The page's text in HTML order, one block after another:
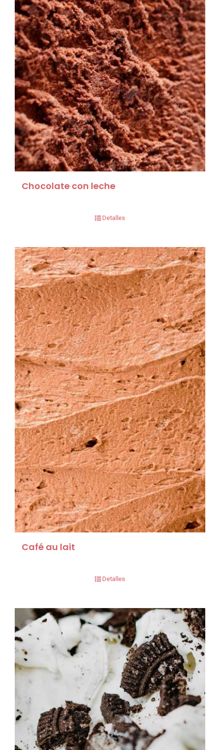
Chocolate con leche
Detalles
Café au lait
Detalles